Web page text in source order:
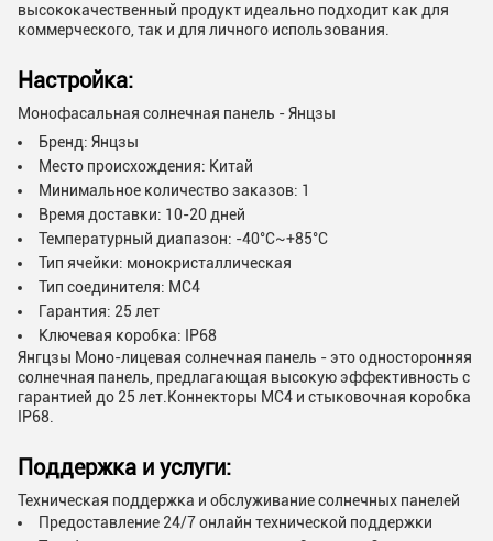
высококачественный продукт идеально подходит как для
коммерческого, так и для личного использования.
Настройка:
Монофасальная солнечная панель - Янцзы
Бренд: Янцзы
Место происхождения: Китай
Минимальное количество заказов: 1
Время доставки: 10-20 дней
Температурный диапазон: -40°C~+85°C
Тип ячейки: монокристаллическая
Тип соединителя: MC4
Гарантия: 25 лет
Ключевая коробка: IP68
Янгцзы Моно-лицевая солнечная панель - это односторонняя
солнечная панель, предлагающая высокую эффективность с
гарантией до 25 лет.Коннекторы MC4 и стыковочная коробка
IP68.
Поддержка и услуги:
Техническая поддержка и обслуживание солнечных панелей
Предоставление 24/7 онлайн технической поддержки